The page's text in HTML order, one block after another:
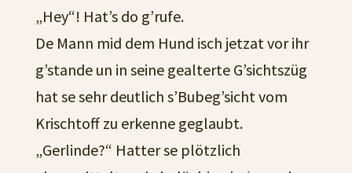
„Hey“! Hat’s do g’rufe.
De Mann mid dem Hund isch jetzat vor ihr
g’stande un in seine gealterte G’sichtszüg
hat se sehr deutlich s’Bubeg’sicht vom
Krischtoff zu erkenne geglaubt.
„Gerlinde?“ Hatter se plötzlich